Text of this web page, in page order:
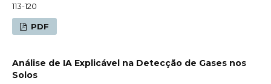
113-120
PDF
Análise de IA Explicável na Detecção de Gases nos
Solos